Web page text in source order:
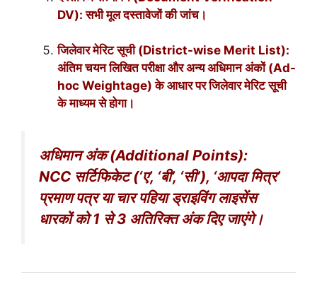
DV): सभी मूल दस्तावेजों की जांच।
जिलेवार मेरिट सूची (District-wise Merit List):
अंतिम चयन लिखित परीक्षा और अन्य अधिमान अंकों (Ad-
hoc Weightage) के आधार पर जिलेवार मेरिट सूची
के माध्यम से होगा।
अधिमान अंक (Additional Points):
NCC सर्टिफिकेट (‘ए’, ‘बी’, ‘सी’), ‘आपदा मित्र’
प्रमाण पत्र या चार पहिया ड्राइविंग लाइसेंस
धारकों को 1 से 3 अतिरिक्त अंक दिए जाएंगे।